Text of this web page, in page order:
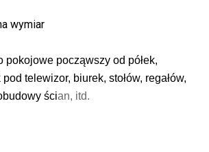
wymiar
pokojowe począwszy od półek,
telewizor, biurek, stołów, regałów,
ścian, itd.